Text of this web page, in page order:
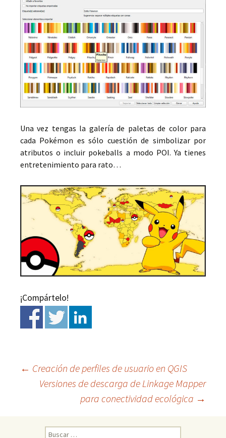
Una vez tengas la galería de paletas de color para
cada Pokémon es sólo cuestión de simbolizar por
atributos o incluir pokeballs a modo POI. Ya tienes
entretenimiento para rato…
¡Compártelo!
← Creación de perfiles de usuario en QGIS
Versiones de descarga de Linkage Mapper
para conectividad ecológica →
B